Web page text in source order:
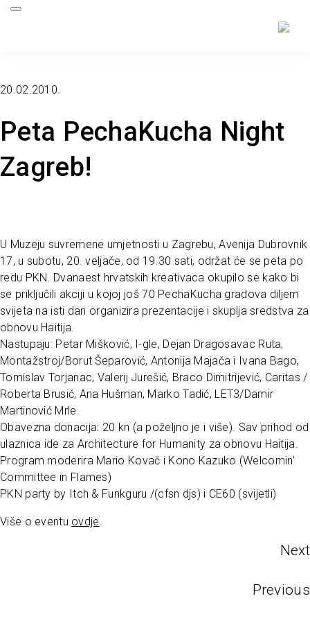
Peta PechaKucha Night
Zagreb!
20.02.2010.
U Muzeju suvremene umjetnosti u Zagrebu, Avenija Dubrovnik
17, u subotu, 20. veljače, od 19.30 sati, održat će se peta po
redu PKN. Dvanaest hrvatskih kreativaca okupilo se kako bi
se priključili akciji u kojoj još 70 PechaKucha gradova diljem
svijeta na isti dan organizira prezentacije i skuplja sredstva za
obnovu Haitija.
Nastupaju: Petar Mišković, I-gle, Dejan Dragosavac Ruta,
Montažstroj/Borut Šeparović, Antonija Majača i Ivana Bago,
Tomislav Torjanac, Valerij Jurešić, Braco Dimitrijević, Caritas /
Roberta Brusić, Ana Hušman, Marko Tadić, LET3/Damir
Martinović Mrle.
Obavezna donacija: 20 kn (a poželjno je i više). Sav prihod od
ulaznica ide za Architecture for Humanity za obnovu Haitija.
Program moderira Mario Kovač i Kono Kazuko (Welcomin'
Committee in Flames)
PKN party by Itch & Funkguru /(cfsn djs) i CE60 (svijetli)
Više o eventu ovdje
Next
Previous